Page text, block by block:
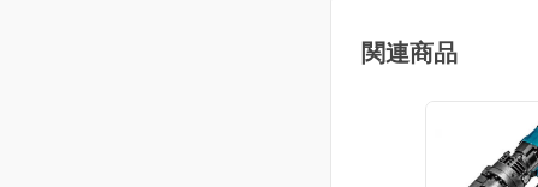
関連商品